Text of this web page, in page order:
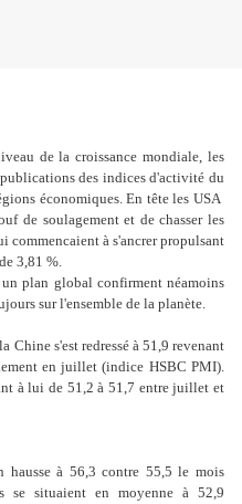
de la croissance mondiale, les
des indices d'activité du
économiques. En tête les USA
de soulagement et de chasser les
commencaient à s'ancrer propulsant
3,81 %.
plan global confirment néamoins
sur l'ensemble de la planète.
s'est redressé à 51,9 revenant
en juillet (indice HSBC PMI).
à lui de 51,2 à 51,7 entre juillet et
à 56,3 contre 55,5 le mois
se situaient en moyenne à 52,9